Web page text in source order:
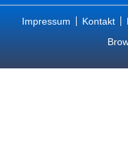
Impressum Kontakt